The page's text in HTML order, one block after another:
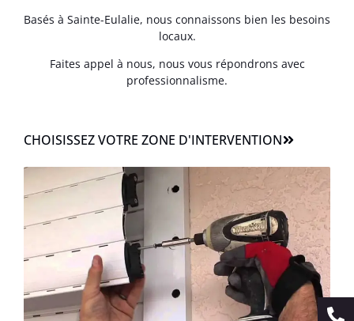
Basés à Sainte-Eulalie, nous connaissons bien les besoins
locaux.
Faites appel à nous, nous vous répondrons avec
professionnalisme.
CHOISISSEZ VOTRE ZONE D'INTERVENTION